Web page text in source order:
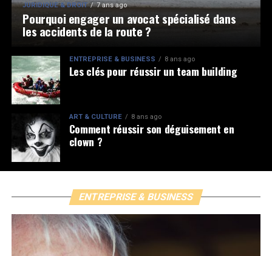
JURIDIQUE & DROIT 7 ans ago
Pourquoi engager un avocat spécialisé dans
les accidents de la route ?
ENTREPRISE & BUSINESS 8 ans ago
Les clés pour réussir un team building
ART & CULTURE 8 ans ago
Comment réussir son déguisement en
clown ?
ENTREPRISE & BUSINESS